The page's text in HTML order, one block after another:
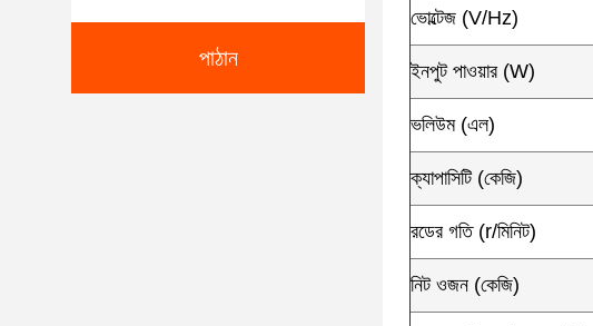
পাঠান
ভোল্টেজ (V/Hz)
ইনপুট পাওয়ার (W)
ভলিউম (এল)
ক্যাপাসিটি (কেজি)
রডের গতি (r/মিনিট)
নিট ওজন (কেজি)